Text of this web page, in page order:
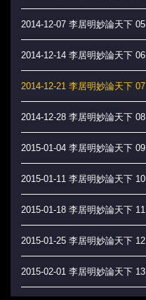
2014-12-07 李居明妙論天下 05
2014-12-14 李居明妙論天下 06
2014-12-21 李居明妙論天下 07
2014-12-28 李居明妙論天下 08
2015-01-04 李居明妙論天下 09
2015-01-11 李居明妙論天下 10
2015-01-18 李居明妙論天下 11
2015-01-25 李居明妙論天下 12
2015-02-01 李居明妙論天下 13